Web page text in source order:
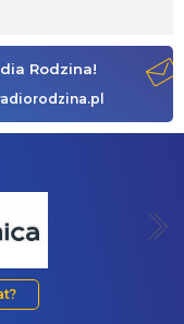
Rodzina!